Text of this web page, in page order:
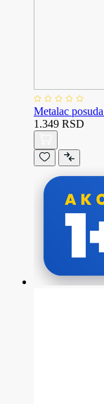
Metalac
1.349 RSD